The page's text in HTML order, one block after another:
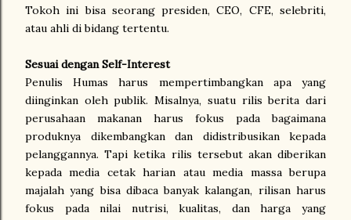
Tokoh ini bisa seorang presiden, CEO, CFE, selebriti,
atau ahli di bidang tertentu.
Sesuai dengan Self-Interest
Penulis Humas harus mempertimbangkan apa yang
diinginkan oleh publik. Misalnya, suatu rilis berita dari
perusahaan makanan harus fokus pada bagaimana
produknya dikembangkan dan didistribusikan kepada
pelanggannya. Tapi ketika rilis tersebut akan diberikan
kepada media cetak harian atau media massa berupa
majalah yang bisa dibaca banyak kalangan, rilisan harus
fokus pada nilai nutrisi, kualitas, dan harga yang